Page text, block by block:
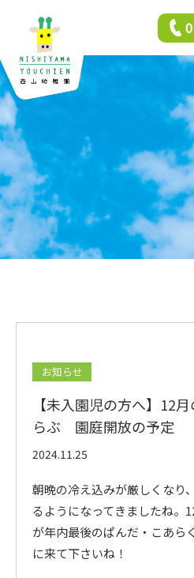
西山幼稚園について
園での生活
入園案内
園の概要
アクセス
お知らせ
【未入園児の方へ】12
らぶ 園庭開放の予定
2024.11.25
朝晩の冷え込みが厳しくなり
るようになってきましたね。
が年内最後のぱんだ・こあら
に来て下さいね！